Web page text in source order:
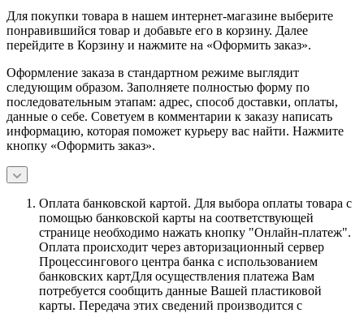
Для покупки товара в нашем интернет-магазине выберите
понравившийся товар и добавьте его в корзину. Далее
перейдите в Корзину и нажмите на «Оформить заказ».
Оформление заказа в стандартном режиме выглядит
следующим образом. Заполняете полностью форму по
последовательным этапам: адрес, способ доставки, оплаты,
данные о себе. Советуем в комментарии к заказу написать
информацию, которая поможет курьеру вас найти. Нажмите
кнопку «Оформить заказ».
Оплата банковской картой. Для выбора оплаты товара с
помощью банковской карты на соответствующей
странице необходимо нажать кнопку "Онлайн-платеж".
Оплата происходит через авторизационный сервер
Процессингового центра банка с использованием
банковских картДля осуществления платежа Вам
потребуется сообщить данные Вашей пластиковой
карты. Передача этих сведений производится с